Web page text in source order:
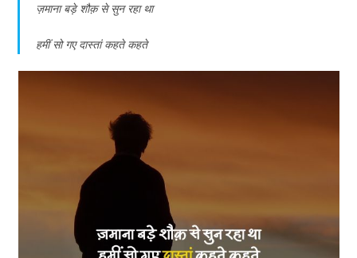
ज़माना बड़े शौक़ से सुन रहा था
हमीं सो गए दास्तां कहते कहते